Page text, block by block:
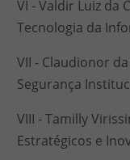
VI - Valdir Luiz da
Tecnologia da
VII - Claudionor
Segurança
VIII - Tamilly
Estratégicos e